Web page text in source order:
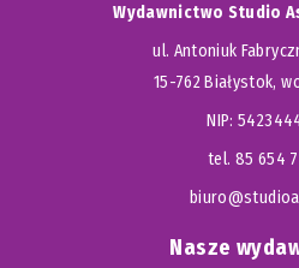
Wydawnictwo Studio
ul. Antoniuk
15-762 Białystok,
NIP:
tel. 85 654
Nasze